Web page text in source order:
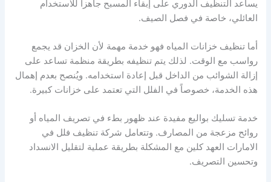
يساعد التنظيف الدوري على إبقاء المسبح جاهزاً للاستخدام
العائلي، خاصة في فصل الصيف.
أما تنظيف خزانات المياه فهو خدمة مهمة لأن الخزان قد يجمع
رواسب مع الوقت. لذلك يتم تنظيفه بطريقة منظمة تساعد على
إزالة الشوائب من الداخل قبل إعادة استخدامه. ويُنصح بعدم إهمال
هذه الخدمة، خصوصاً في الفلل التي تعتمد على خزانات كبيرة.
خدمة تسليك بواليع مفيدة عند ظهور بطء في تصريف المياه أو
روائح مزعجة من المصارف. وتتعامل شركة تنظيف فلل في
الامارات العهد كلين مع المشكلة بطريقة عملية لتقليل الانسداد
وتحسين التصريف.